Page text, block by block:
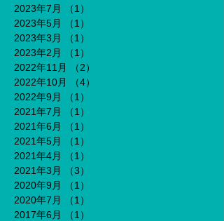
2023年7月
（1）
2023年5月
（1）
2023年3月
（1）
2023年2月
（1）
2022年11月
（2）
2022年10月
（4）
2022年9月
（1）
2021年7月
（1）
2021年6月
（1）
2021年5月
（1）
2021年4月
（1）
2021年3月
（3）
2020年9月
（1）
2020年7月
（1）
2017年6月
（1）